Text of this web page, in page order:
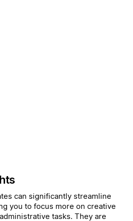
can significantly streamline
you to focus more on creative
tasks. They are